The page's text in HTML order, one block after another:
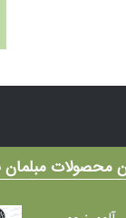
محصولات مبلمان